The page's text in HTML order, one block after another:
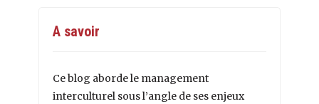
A savoir
Ce blog aborde le management
interculturel sous l’angle de ses enjeux